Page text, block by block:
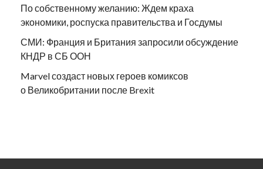
По собственному желанию: Ждем краха
экономики, роспуска правительства и Госдумы
СМИ: Франция и Британия запросили обсуждение
КНДР в СБ ООН
Marvel создаст новых героев комиксов
о Великобритании после Brexit